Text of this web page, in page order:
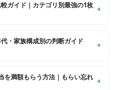
ガイド｜カテゴリ別最強の1枚
・家族構成別の判断ガイド
を満額もらう方法｜もらい忘れ